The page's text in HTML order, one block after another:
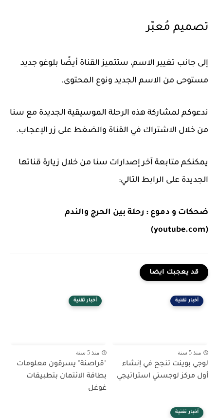
تصميم مُعبّر
إلى جانب تغيير الاسم، ستتميز القناة أيضًا بلوغو جديد
مستوحى من الاسم الجديد ونوع المحتوى.
ندعوكم لمشاركة هذه الرحلة الموسيقية الجديدة مع سنا
من خلال الاشتراك في القناة والضغط على زر الإعجاب.
يمكنكم متابعة آخر إصدارات سنا من خلال زيارة قناتها
الجديدة على الرابط التالي:
ضحكات و دموع : رحلة بين الحرج والندم
(youtube.com)
قد يعجبك ايضا
أخبار تقنية
منذ 5 سنة
لوجي بوينت تنجح في إنشاء
أول مركز لوجستي استراتيجي
أخبار تقنية
منذ 5 سنة
"قراصنة" يسرقون معلومات
بطاقة الائتمان بتطبيقات
غوغل
أخبار تقنية